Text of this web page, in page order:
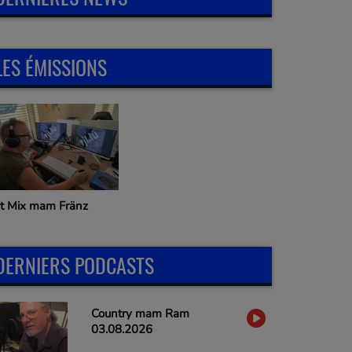
ÉMISSIONS
Mix mam Fränz
PODCASTS
Country mam Ram
03.08.2026